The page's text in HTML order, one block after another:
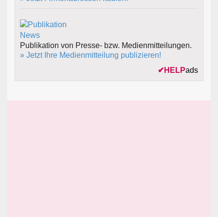
Publikation von Presse- bzw. Medienmitteilungen.
» Jetzt Ihre Medienmitteilung publizieren!
✔ HELPads